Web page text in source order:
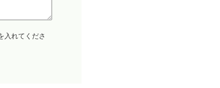
入れてくださ